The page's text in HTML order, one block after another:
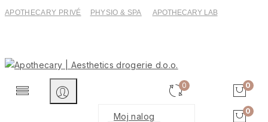
APOTHECARY PRIVÉ PHYSIO & SPA APOTHECARY LAB
Moj nalog
0 0
0